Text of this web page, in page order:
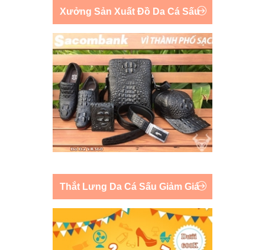
Xưởng Sản Xuất Đồ Da Cá Sấu
Thắt Lưng Da Cá Sấu Giảm Giá